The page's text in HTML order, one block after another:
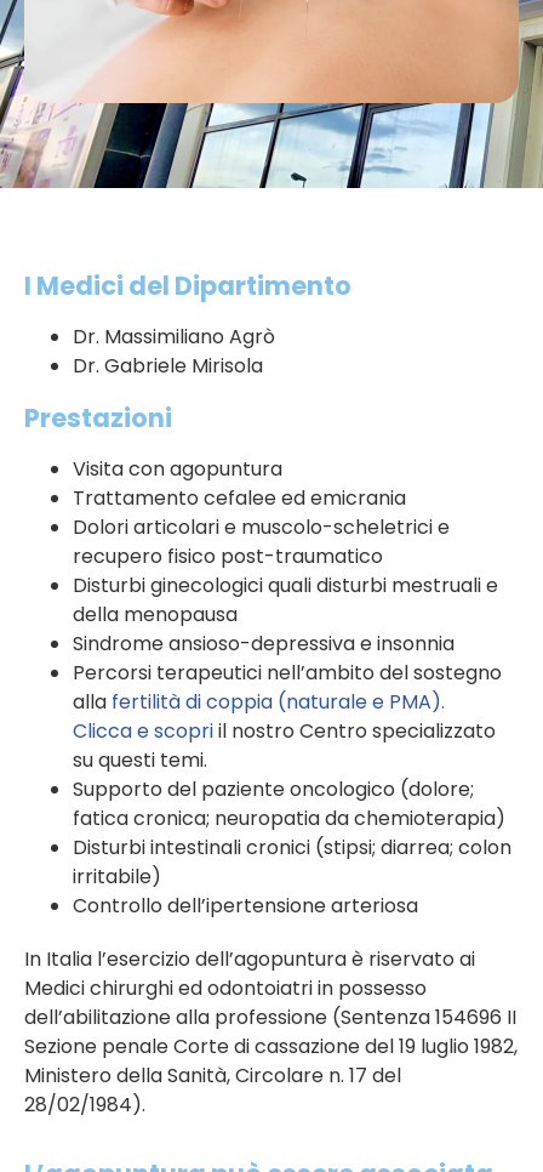
I Medici del Dipartimento
Dr. Massimiliano Agrò
Dr. Gabriele Mirisola
Prestazioni
Visita con agopuntura
Trattamento cefalee ed emicrania
Dolori articolari e muscolo-scheletrici e
recupero fisico post-traumatico
Disturbi ginecologici quali disturbi mestruali e
della menopausa
Sindrome ansioso-depressiva e insonnia
Percorsi terapeutici nell’ambito del sostegno
alla fertilità di coppia (naturale e PMA).
Clicca e scopriil nostro Centro specializzato
su questi temi.
Supporto del paziente oncologico (dolore;
fatica cronica; neuropatia da chemioterapia)
Disturbi intestinali cronici (stipsi; diarrea; colon
irritabile)
Controllo dell’ipertensione arteriosa
In Italia l’esercizio dell’agopuntura è riservato ai
Medici chirurghi ed odontoiatri in possesso
dell’abilitazione alla professione (Sentenza 154696 II
Sezione penale Corte di cassazione del 19 luglio 1982,
Ministero della Sanità, Circolare n. 17 del
28/02/1984).